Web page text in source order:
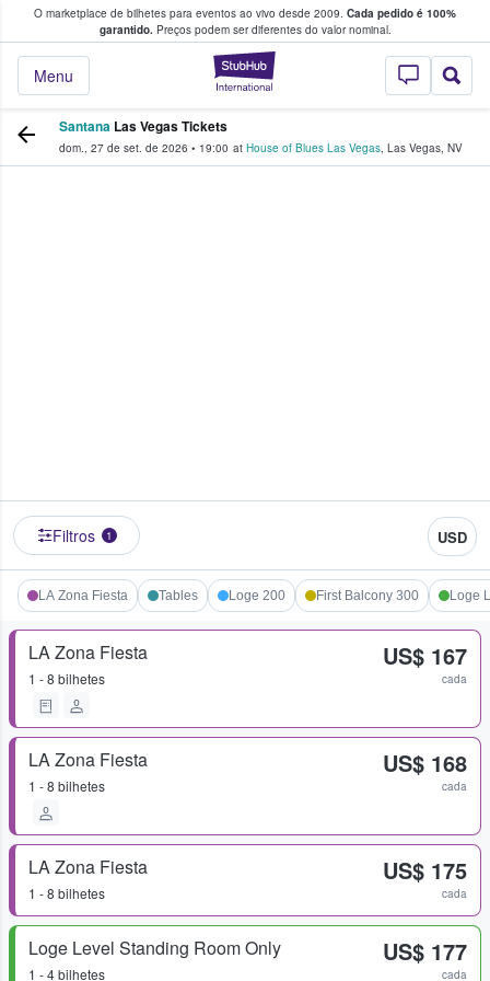
O marketplace de bilhetes para eventos ao vivo desde 2009. Cada pedido é 100%
garantido.Preços podem ser diferentes do valor nominal.
StubHub – onde
Menu
fãs compram e vendem bilhetes
Santana Las Vegas Tickets
dom., 27 de set. de 2026 • 19:00 at House of Blues Las Vegas, Las Vegas, NV
Filtros 1 USD
LA Zona Fiesta Tables Loge 200 First Balcony 300 Loge
LA Zona Fiesta
1 - 8 bilhetes
US$ 167
cada
LA Zona Fiesta
1 - 8 bilhetes
US$ 168
cada
LA Zona Fiesta
1 - 8 bilhetes
US$ 175
cada
Loge Level Standing Room Only
1 - 4 bilhetes
US$ 177
cada